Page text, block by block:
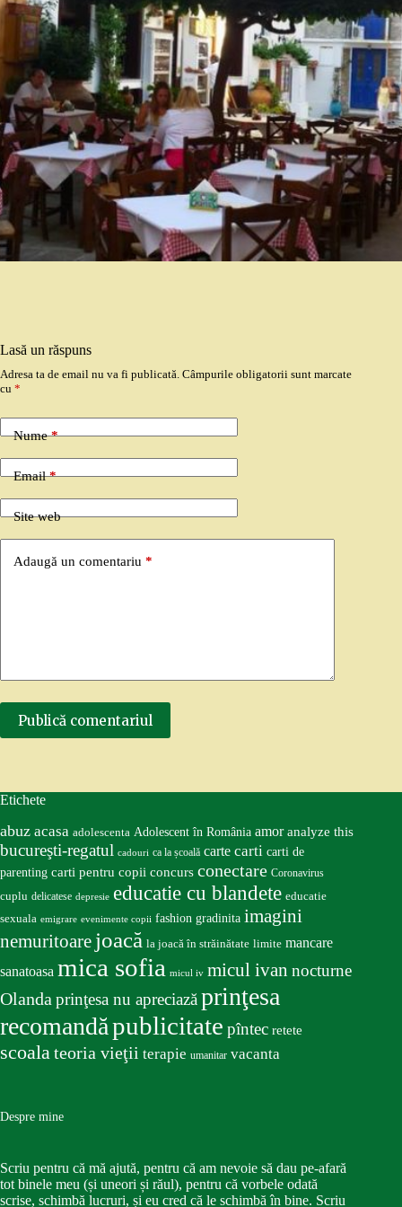
Lasă un răspuns
Adresa ta de email nu va fi publicată. Câmpurile obligatorii sunt marcate
cu *
Nume*
Email*
Site web
Adaugă un comentariu *
Publică comentariul
Etichete
abuz acasa adolescenta Adolescent în România amor analyze this
bucureşti-regatul cadouri ca la școală carte carti carti de
parenting carti pentru copii concurs conectare Coronavirus
cuplu delicatese depresie educatie cu blandete educatie
sexuala emigrare evenimente copii fashion gradinita imagini
nemuritoare joacă la joacă în străinătate limite mancare
sanatoasa mica sofia micul iv micul ivan nocturne
Olandaprinţesa nu apreciazăprinţesa
recomandăpublicitate pîntec retete
scoalateoria vieţii terapie umanitar vacanta
Despre mine
Scriu pentru că mă ajută, pentru că am nevoie să dau pe-afară
tot binele meu (și uneori și răul), pentru că vorbele odată
scrise, schimbă lucruri, și eu cred că le schimbă în bine. Scriu